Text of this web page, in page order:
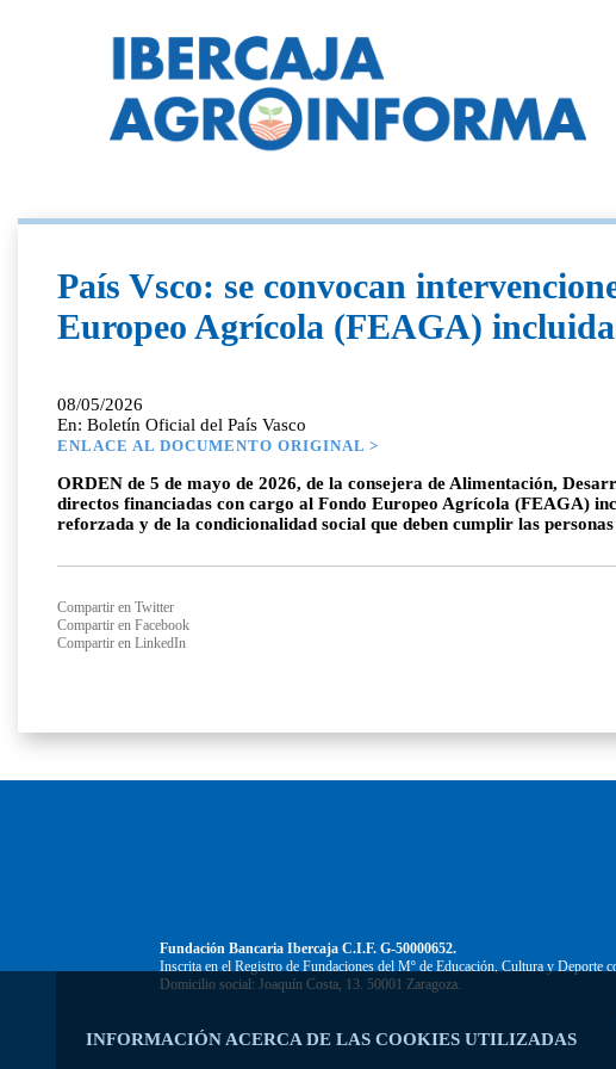
INFORMACIÓN ACERCA DE LAS COOKIES UTILIZADAS
País Vsco: se convocan
Europeo Agrícola (FEAGA)
08/05/2026
En: Boletín Oficial del País Vasco
ENLACE AL DOCUMENTO ORIGINAL >
ORDEN de 5 de mayo de 2026, de la consejera de Alimentación,
directos financiadas con cargo al Fondo Europeo Agrícola (FEAGA)
reforzada y de la condicionalidad social que deben cumplir las
Compartir en Twitter
Compartir en Facebook
Compartir en LinkedIn
Fundación Bancaria Ibercaja C.I.F. G-50000652.
Inscrita en el Registro de Fundaciones del Mº de Educación, Cultura y Deporte
Domicilio social: Joaquín Costa, 13. 50001 Zaragoza.